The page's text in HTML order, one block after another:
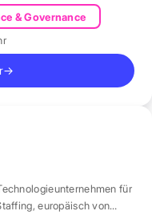
& Governance
→
für
europäisch von